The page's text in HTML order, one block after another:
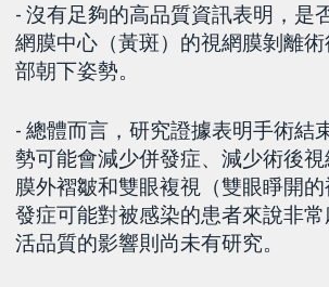
- 沒有足夠的高品質資訊表明，是
網膜中心（黃斑）的視網膜剝離
部朝下姿勢。
- 總體而言，研究證據表明手術結
勢可能會減少併發症、減少術後
膜外褶皺和雙眼複視（雙眼睜開
發症可能對被感染的患者來說非
活品質的影響則尚未有研究。